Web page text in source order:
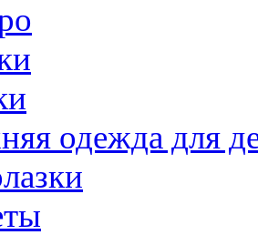
одежда для